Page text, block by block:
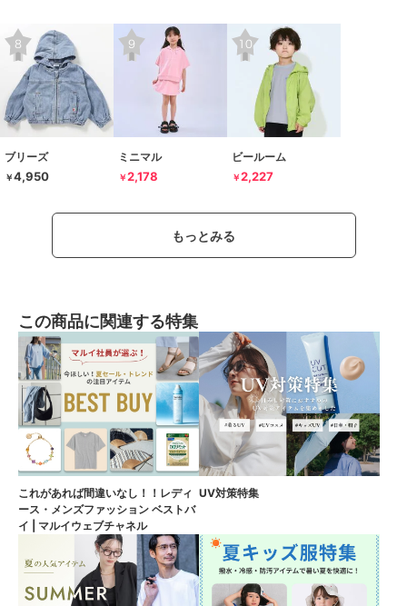
ブリーズ
￥4,950
ミニマル
￥2,178
ビールーム
￥2,227
もっとみる
この商品に関連する特集
これがあれば間違いなし！！レディ
ース・メンズファッション ベストバ
イ | マルイウェブチャネル
UV対策特集